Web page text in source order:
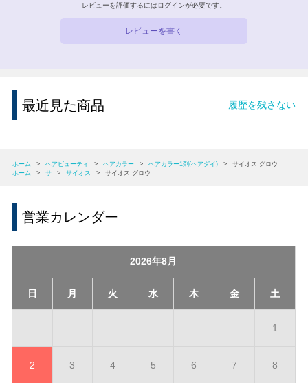
レビューを評価するには ログインが必要です。
レビューを書く
最近見た商品 履歴を残さない
ホーム > ヘアビューティ > ヘアカラー > ヘアカラー1剤(ヘアダイ) >
サイオス グロウ
ホーム
> サ > サイオス > サイオス グロウ
営業カレンダー
2026年8月
日 月 火 水 木 金 土
1
2 3 4 5 6 7 8